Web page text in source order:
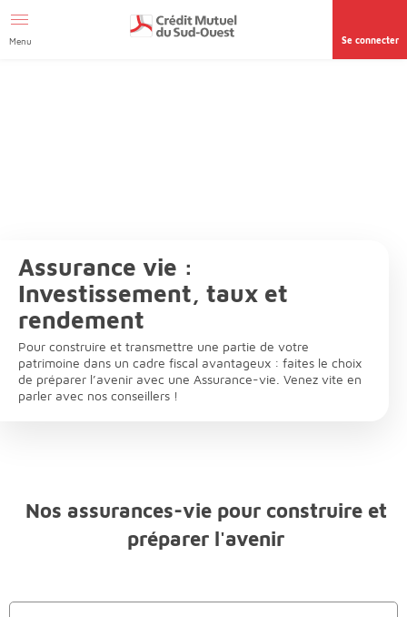
page accessibilité
Menu Se connecter
Assurance vie :
Investissement, taux et
rendement
Pour construire et transmettre une partie de votre
patrimoine dans un cadre fiscal avantageux : faites le choix
de préparer l’avenir avec une Assurance-vie. Venez vite en
parler avec nos conseillers !
Nos assurances-vie pour construire et
préparer l'avenir